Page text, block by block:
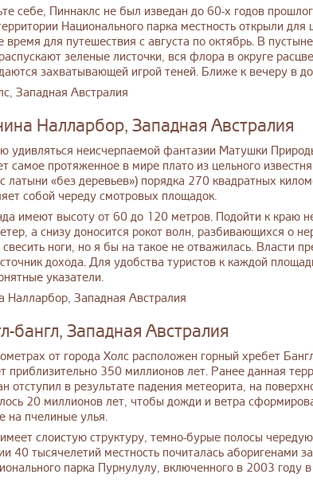
себе, Пиннаклс не был изведан до 60-х годов
Национального парка местность открыли для
время для путешествия с августа по октябрь. В
зеленые листочки, вся флора в округе
захватывающей игрой теней. Ближе к вечеру в
Налларбор, Западная Австралия
удивляться неисчерпаемой фантазии Матушки
самое протяженное в мире плато из цельного
латыни «без деревьев») порядка 270 квадратных
собой череду смотровых площадок.
имеют высоту от 60 до 120 метров. Подойти к краю
а снизу доносится рокот волн, разбивающихся о
ноги, но я бы на такое не отважилась. Власти
дохода. Для удобства туристов к каждой
указатели.
бангл, Западная Австралия
от города Холс расположен горный хребет
приблизительно 350 миллионов лет. Ранее данная
отступил в результате падения метеорита, на
20 миллионов лет, чтобы дожди и ветра
на пчелиные улья.
слоистую структуру, темно-бурые полосы
40 тысячелетий местность почиталась аборигенами
парка Пурнулулу, включенного в 2003 году